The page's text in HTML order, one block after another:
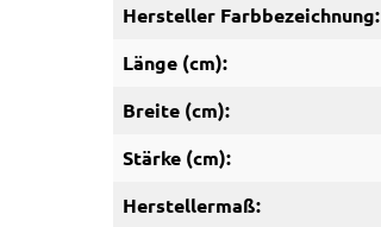
Hersteller Farbbezeichnung:
Länge (cm):
Breite (cm):
Stärke (cm):
Herstellermaß: